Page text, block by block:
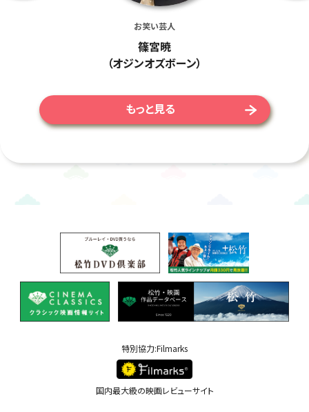
お笑い芸人
篠宮暁
（オジンオズボーン）
もっと見る
特別協力:Filmarks
国内最大級の映画レビューサイト